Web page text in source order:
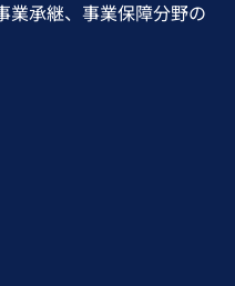
業承継、事業保障分野の